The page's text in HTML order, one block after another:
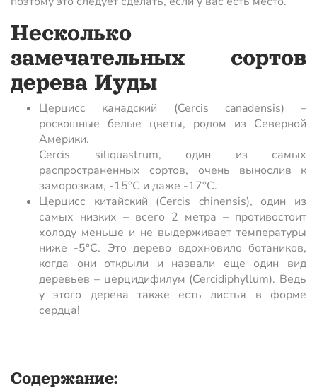
Несколько
замечательных сортов
дерева Иуды
Церцисс канадский (Cercis canadensis) –
роскошные белые цветы, родом из Северной
Америки.
Cercis siliquastrum, один из самых
распространенных сортов, очень вынослив к
заморозкам, -15°C и даже -17°C.
Церцисс китайский (Cercis chinensis), один из
самых низких – всего 2 метра – противостоит
холоду меньше и не выдерживает температуры
ниже -5°C. Это дерево вдохновило ботаников,
когда они открыли и назвали еще один вид
деревьев – церцидифилум (Cercidiphyllum). Ведь
у этого дерева также есть листья в форме
сердца!
Содержание: